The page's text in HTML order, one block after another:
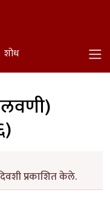
शोध
प्रकाशित केले.